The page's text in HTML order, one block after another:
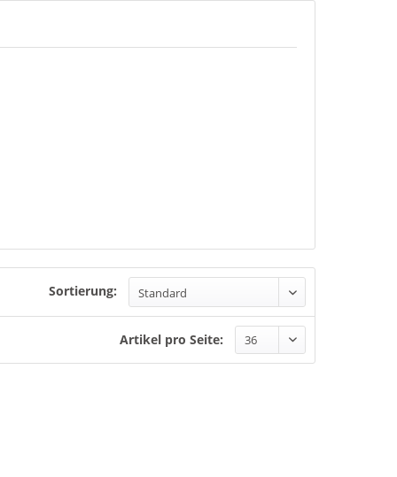
Sortierung:
Artikel pro Seite: